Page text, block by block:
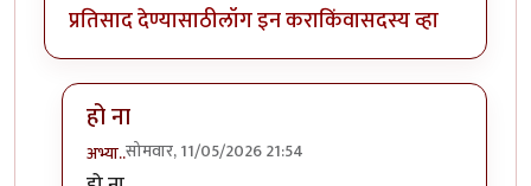
प्रतिसाद देण्यासाठीलॉग इन कराकिंवासदस्य व्हा
हो ना
अभ्या..सोमवार, 11/05/2026 21:54